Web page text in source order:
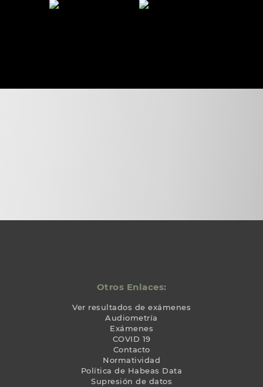
Otros Enlaces:
Ver resultados de exámenes
Audiometría
Exámenes
COVID 19
Contacto
Normatividad
Política de Habeas Data
Supresión de datos